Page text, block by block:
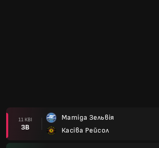
11 КВІ
ЗВ
Матіда Зельвія
Касіва Рейсол